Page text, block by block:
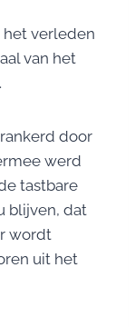
het verleden
van het
door
werd
tastbare
blijven, dat
wordt
uit het